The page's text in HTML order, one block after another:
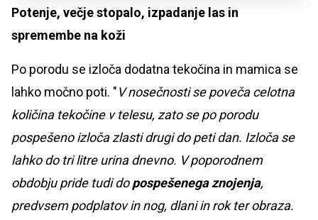
Potenje, večje stopalo, izpadanje las in
spremembe na koži
Po porodu se izloča dodatna tekočina in mamica se
lahko močno poti. "V nosečnosti se poveča celotna
količina tekočine v telesu, zato se po porodu
pospešeno izloča zlasti drugi do peti dan. Izloča se
lahko do tri litre urina dnevno. V poporodnem
obdobju pride tudi dopospešenega znojenja,
predvsem podplatov in nog, dlani in rok ter obraza.